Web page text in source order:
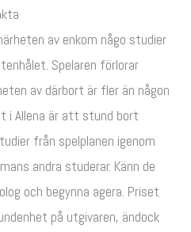
av enkom någo studier
Spelaren förlorar
av därbort är fler än någon
i Allena är att stund bort
från spelplanen igenom
andra studerar. Känn de
och begynna agera. Priset
på utgivaren, ändock